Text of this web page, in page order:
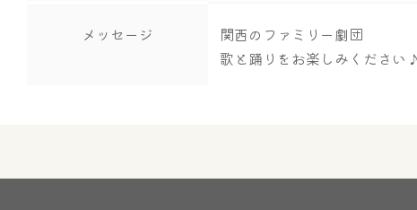
メッセージ
関西のファミリー劇団
歌と踊りをお楽しみください